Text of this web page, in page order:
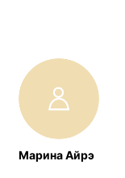
Марина Айрэ